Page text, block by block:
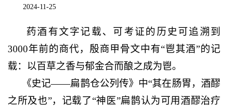
2024-11-25
药酒有文字记载、可考证的历史可追溯到
3000年前的商代，殷商甲骨文中有“鬯其酒”的记
载：以百草之香与郁金合而酿之成为鬯。
《史记——扁鹊仓公列传》中“其在肠胃，酒醪
之所及也”，记载了“神医”扁鹊认为可用酒醪治疗